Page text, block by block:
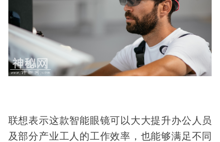
联想表示这款智能眼镜可以大大提升办公人员
及部分产业工人的工作效率，也能够满足不同